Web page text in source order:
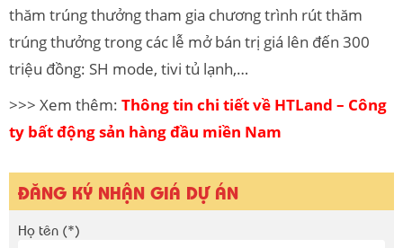
thăm trúng thưởng tham gia chương trình rút thăm
trúng thưởng trong các lễ mở bán trị giá lên đến 300
triệu đồng: SH mode, tivi tủ lạnh,…
>>> Xem thêm: Thông tin chi tiết về HTLand – Công
ty bất động sản hàng đầu miền Nam
ĐĂNG KÝ NHẬN GIÁ DỰ ÁN
Họ tên (*)